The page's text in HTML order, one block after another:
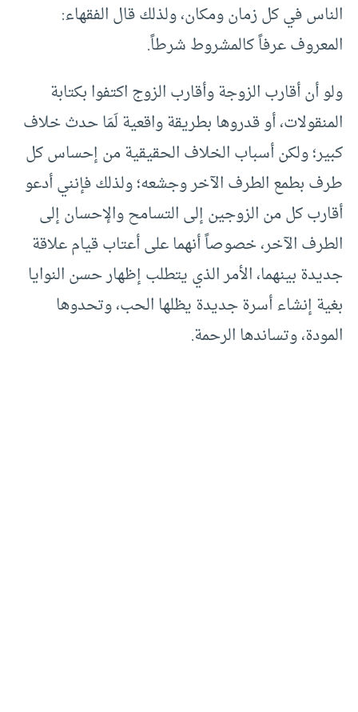
الناس في كل زمان ومكان، ولذلك قال الفقهاء:
المعروف عرفاً كالمشروط شرطاً.
ولو أن أقارب الزوجة وأقارب الزوج اكتفوا بكتابة
المنقولات، أو قدروها بطريقة واقعية لَمَا حدث خلاف
كبير؛ ولكن أسباب الخلاف الحقيقية من إحساس كل
طرف بطمع الطرف الآخر وجشعه؛ ولذلك فإنني أدعو
أقارب كل من الزوجين إلى التسامح والإحسان إلى
الطرف الآخر، خصوصاً أنهما على أعتاب قيام علاقة
جديدة بينهما، الأمر الذي يتطلب إظهار حسن النوايا
بغية إنشاء أسرة جديدة يظلها الحب، وتحدوها
المودة، وتساندها الرحمة.